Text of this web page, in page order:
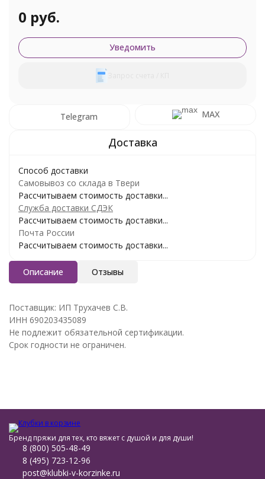
0 руб.
Уведомить
Telegram MAX
Способ доставки
Самовывоз со склада в Твери
Рассчитываем стоимость доставки...
Служба доставки СДЭК
Рассчитываем стоимость доставки...
Почта России
Рассчитываем стоимость доставки...
Описание Отзывы
Поставщик: ИП Трухачев С.В.
ИНН 690203435089
Не подлежит обязательной сертификации.
Срок годности не ограничен.
Бренд пряжи для тех, кто вяжет с душой и для души!
8 (800) 505-48-49
8 (495) 723-12-96
post@klubki-v-korzinke.ru